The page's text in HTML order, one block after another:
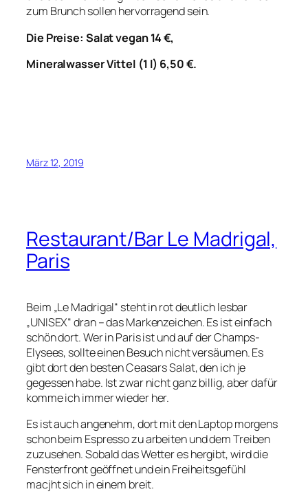
zum Brunch sollen hervorragend sein.
Die Preise: Salat vegan 14 €,
Mineralwasser Vittel (1 l) 6,50 €.
März 12, 2019
Restaurant/Bar Le Madrigal,
Paris
Beim „Le Madrigal“ steht in rot deutlich lesbar
„UNISEX“ dran – das Markenzeichen. Es ist einfach
schön dort. Wer in Paris ist und auf der Champs-
Elysees, sollte einen Besuch nicht versäumen. Es
gibt dort den besten Ceasars Salat, den ich je
gegessen habe. Ist zwar nicht ganz billig, aber dafür
komme ich immer wieder her.
Es ist auch angenehm, dort mit den Laptop morgens
schon beim Espresso zu arbeiten und dem Treiben
zuzusehen. Sobald das Wetter es hergibt, wird die
Fensterfront geöffnet und ein Freiheitsgefühl
macjht sich in einem breit.